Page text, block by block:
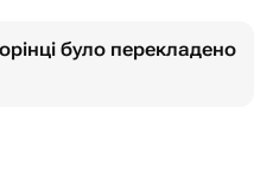
було перекладено